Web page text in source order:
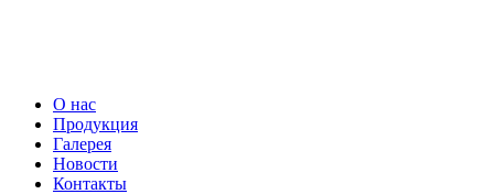
О нас
Продукция
Галерея
Новости
Контакты